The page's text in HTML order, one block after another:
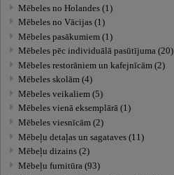
Mēbeles no Holandes (1)
Mēbeles no Vācijas (1)
Mēbeles pasākumiem (1)
Mēbeles pēc individuālā pasūtījuma (20)
Mēbeles restorāniem un kafejnīcām (2)
Mēbeles skolām (4)
Mēbeles veikaliem (5)
Mēbeles vienā eksemplārā (1)
Mēbeles viesnīcām (2)
Mēbeļu detaļas un sagataves (11)
Mēbeļu dizains (2)
Mēbeļu furnitūra (93)